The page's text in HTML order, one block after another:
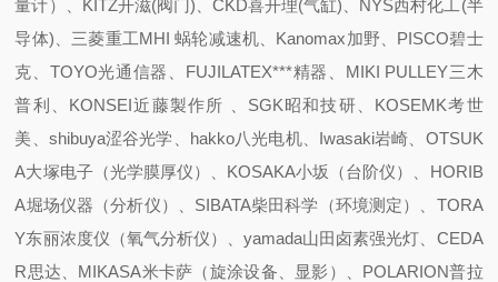
量计）、KITZ开滋(阀门)、CKD喜开理(气缸)、NYS西村化工(半
导体)、三菱重工MHI 蜗轮减速机、Kanomax加野、PISCO碧士
克、TOYO光通信器、FUJILATEX***精器、MIKI PULLEY三木
普利、KONSEI近藤製作所 、SGK昭和技研、KOSEMK考世
美、shibuya涩谷光学、hakko八光电机、Iwasaki岩崎、OTSUK
A大塚电子（光学膜厚仪）、KOSAKA小坂（台阶仪）、HORIB
A堀场仪器（分析仪）、SIBATA柴田科学（环境测定）、TORA
Y东丽浓度仪（氧气分析仪）、yamada山田卤素强光灯、CEDA
R思达、MIKASA米卡萨（旋涂设备、显影）、POLARION普拉